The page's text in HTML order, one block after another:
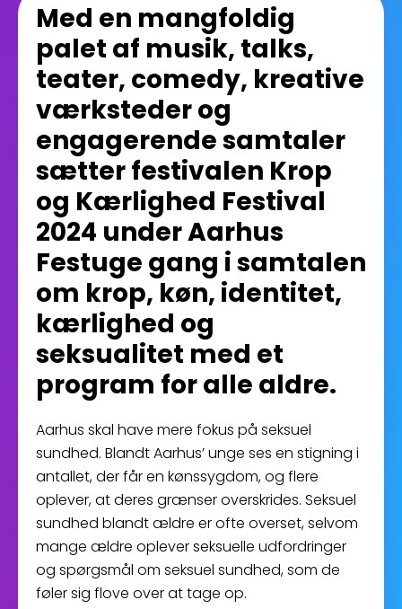
Med en mangfoldig
palet af musik, talks,
teater, comedy, kreative
værksteder og
engagerende samtaler
sætter festivalen Krop
og Kærlighed Festival
2024 under Aarhus
Festuge gang i samtalen
om krop, køn, identitet,
kærlighed og
seksualitet med et
program for alle aldre.
Aarhus skal have mere fokus på seksuel
sundhed. Blandt Aarhus’ unge ses en stigning i
antallet, der får en kønssygdom, og flere
oplever, at deres grænser overskrides. Seksuel
sundhed blandt ældre er ofte overset, selvom
mange ældre oplever seksuelle udfordringer
og spørgsmål om seksuel sundhed, som de
føler sig flove over at tage op.